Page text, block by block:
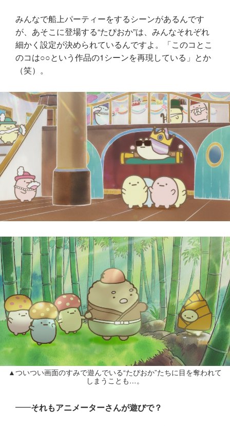
みんなで船上パーティーをするシーンがあるんです
が、あそこに登場する“たぴおか”は、みんなそれぞれ
細かく設定が決められているんですよ。「このコとこ
のコは○○という作品の1シーンを再現している」とか
（笑）。
▲ついつい画面のすみで遊んでいる“たぴおか”たちに目を奪われて
しまうことも…。
それもアニメーターさんが遊びで？